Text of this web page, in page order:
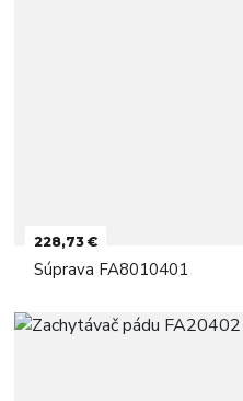
228,73 €
Súprava FA8010401